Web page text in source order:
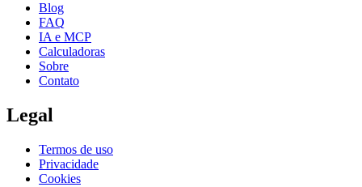
Blog
FAQ
IA e MCP
Calculadoras
Sobre
Contato
Legal
Termos de uso
Privacidade
Cookies